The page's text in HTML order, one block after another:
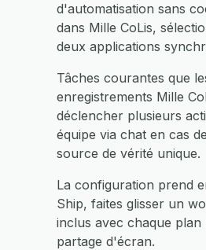
d'automatisation sans
dans Mille CoLis,
deux applications
Tâches courantes que
enregistrements Mille
déclencher plusieurs
équipe via chat en cas
source de vérité unique.
La configuration prend
Ship, faites glisser un
inclus avec chaque
partage d'écran.